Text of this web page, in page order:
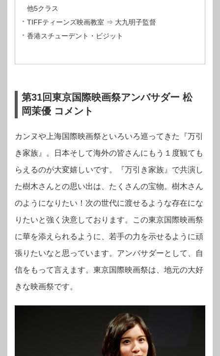
他5クラス
TIFFティーンズ映画教室 ⇒ 大九明子監督
香港スチューデント・ビジット
第31回東京国際映画祭アンバサダー 松
岡茉優 コメント
カンヌや上海国際映画祭といろいろ巡ってきた『万引
き家族』。日本そして海外の皆さんにもう１度観ても
らえるのが大変嬉しいです。『万引き家族』で共演し
た樹木さんとの思い出は、たくさんの宝物。樹木さん
のようになりたい！次の世代に渡せるような存在にな
りたいと強く決意しております。この東京国際映画祭
に華を添えられるように、若手の力を示せるように頑
張りたいなと思っています。アンバサダーとして、自
信をもって言えます。東京国際映画祭は、地元の大好
きな映画祭です。